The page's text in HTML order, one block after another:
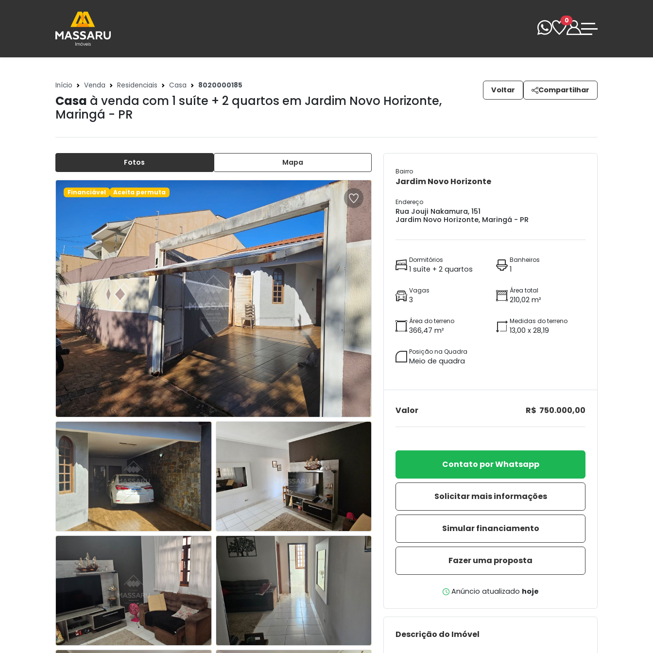
0
Início Venda Residenciais Casa 8020000185
Casa à venda com 1 suíte + 2 quartos em Jardim Novo Horizonte,
Maringá - PR
Voltar Compartilhar
Fotos Mapa
Financiável Aceita permuta
Bairro
Jardim Novo Horizonte
Endereço
Rua Jouji Nakamura, 151
Jardim Novo Horizonte, Maringá - PR
Dormitórios
1 suíte + 2 quartos
Banheiros
1
Vagas
3
Área total
210,02 m²
Área do terreno
366,47 m²
Medidas do terreno
13,00 x 28,19
Posição na Quadra
Meio de quadra
Valor R$ 750.000,00
Contato por Whatsapp
Solicitar mais informações
Simular financiamento
Fazer uma proposta
Anúncio atualizado hoje
Descrição do Imóvel